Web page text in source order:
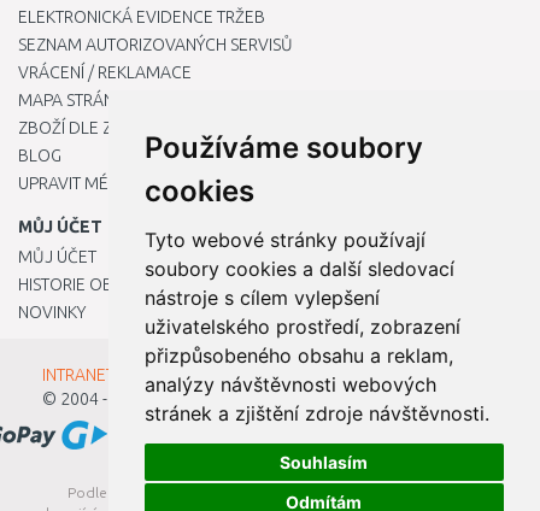
Používáme soubory
cookies
Tyto webové stránky používají
soubory cookies a další sledovací
nástroje s cílem vylepšení
uživatelského prostředí, zobrazení
přizpůsobeného obsahu a reklam,
analýzy návštěvnosti webových
stránek a zjištění zdroje návštěvnosti.
Souhlasím
Odmítám
ELEKTRONICKÁ EVIDENCE TRŽEB
SEZNAM AUTORIZOVANÝCH SERVISŮ
VRÁCENÍ / REKLAMACE
MAPA STRÁNKY
ZBOŽÍ DLE ZNAČEK
BLOG
UPRAVIT MÉ PŘEDVOLBY COOKIES
MŮJ ÚČET
MŮJ ÚČET
HISTORIE OBJEDNÁVEK
NOVINKY
INTRANET - Přihlášení pro zaměstnance
© 2004 - 2026
Kamody s.r.o.
Podle zákona o evidenci tržeb je prodávající povinen vystavit